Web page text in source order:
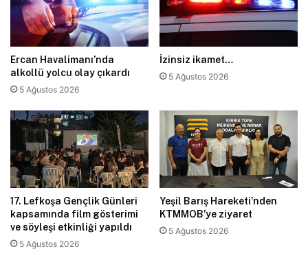
Ercan Havalimanı’nda
alkollü yolcu olay çıkardı
5 Ağustos 2026
İzinsiz ikamet…
5 Ağustos 2026
17. Lefkoşa Gençlik Günleri
kapsamında film gösterimi
ve söyleşi etkinliği yapıldı
5 Ağustos 2026
Yeşil Barış Hareketi’nden
KTMMOB’ye ziyaret
5 Ağustos 2026